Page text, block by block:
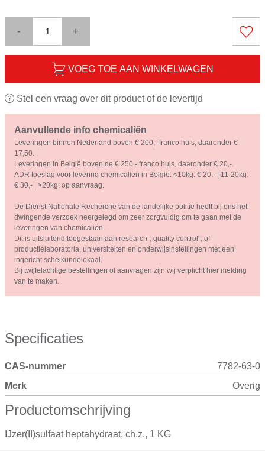
- +
VOEG TOE AAN WINKELWAGEN
Stel een vraag over dit product of de levertijd
Aanvullende info chemicaliën
Leveringen binnen Nederland boven € 200,- franco huis, daaronder €
17,50.
Leveringen in België boven de € 250,- franco huis, daaronder € 20,-.
ADR toeslag voor levering chemicaliën in België: <10kg: € 20,- | 11-20kg:
€ 30,- | >20kg: op aanvraag.
De Dienst Nationale Recherche van de landelijke politie heeft bij ons het
dwingende verzoek neergelegd om zeer zorgvuldig om te gaan met de
leveringen van chemicaliën.
Dit is uitsluitend toegestaan aan research-, quality control-, of
productielaboratoria, universiteiten en onderwijsinstellingen met een
ingericht scheikundelokaal.
Bij twijfelachtige bestellingen of aanvragen zijn wij verplicht hier melding
van te maken.
Specificaties
CAS-nummer
7782-63-0
Merk
Overig
Productomschrijving
IJzer(II)sulfaat heptahydraat, ch.z., 1 KG